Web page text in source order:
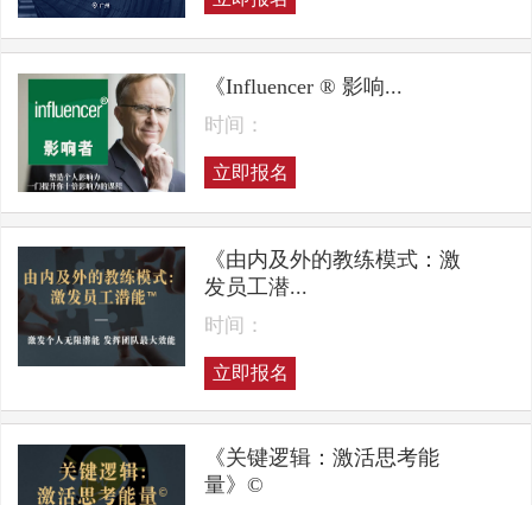
《Influencer ® 影响...
时间：
立即报名
《由内及外的教练模式：激
发员工潜...
时间：
立即报名
《关键逻辑：激活思考能
量》©